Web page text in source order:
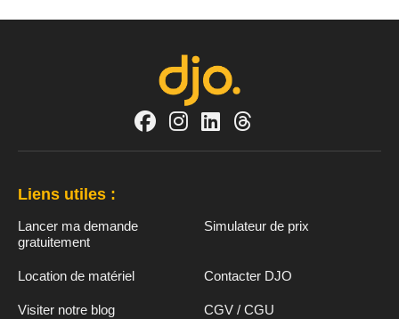
Liens utiles :
Lancer ma demande
gratuitement
Simulateur de prix
Location de matériel Contacter DJO
Visiter notre blog CGV / CGU